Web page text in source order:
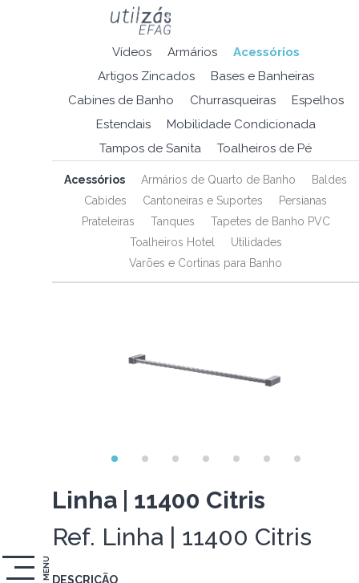
MENU
Vídeos Armários
Acessórios
Artigos Zincados
Bases e Banheiras
Cabines de Banho
Churrasqueiras
Espelhos
Estendais
Mobilidade Condicionada
Tampos de Sanita
Toalheiros de Pé
Acessórios Armários de Quarto de Banho
Baldes
Cabides
Cantoneiras e Suportes
Persianas
Prateleiras
Tanques
Tapetes de Banho PVC
Toalheiros Hotel
Utilidades
Varões e Cortinas para Banho
Linha | 11400 Citris
Ref. Linha | 11400 Citris
DESCRIÇÃO